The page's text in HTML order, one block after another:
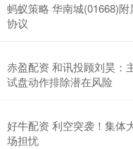
蚂蚁策略 华南城(01668)
协议
赤盈配资 和讯投顾刘昊：
试盘动作排除潜在风险
好牛配资 利空突袭！集体
场担忧